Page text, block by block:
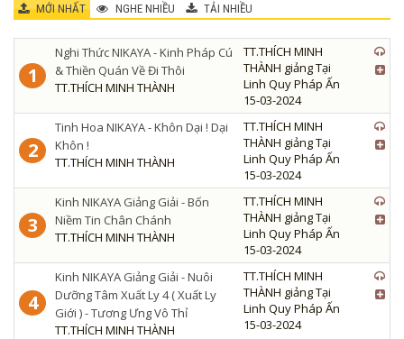
MỚI NHẤT NGHE NHIỀU TẢI NHIỀU
1
Nghi Thức NIKAYA - Kinh Pháp Cú
& Thiền Quán Về Đi Thôi
TT.THÍCH MINH THÀNH
TT.THÍCH MINH
THÀNH giảng Tại
Linh Quy Pháp Ấn
15-03-2024
2
Tinh Hoa NIKAYA - Khôn Dại ! Dại
Khôn !
TT.THÍCH MINH THÀNH
TT.THÍCH MINH
THÀNH giảng Tại
Linh Quy Pháp Ấn
15-03-2024
3
Kinh NIKAYA Giảng Giải - Bốn
Niềm Tin Chân Chánh
TT.THÍCH MINH THÀNH
TT.THÍCH MINH
THÀNH giảng Tại
Linh Quy Pháp Ấn
15-03-2024
4
Kinh NIKAYA Giảng Giải - Nuôi
Dưỡng Tâm Xuất Ly 4 ( Xuất Ly
Giới ) - Tương Ưng Vô Thỉ
TT.THÍCH MINH THÀNH
TT.THÍCH MINH
THÀNH giảng Tại
Linh Quy Pháp Ấn
15-03-2024